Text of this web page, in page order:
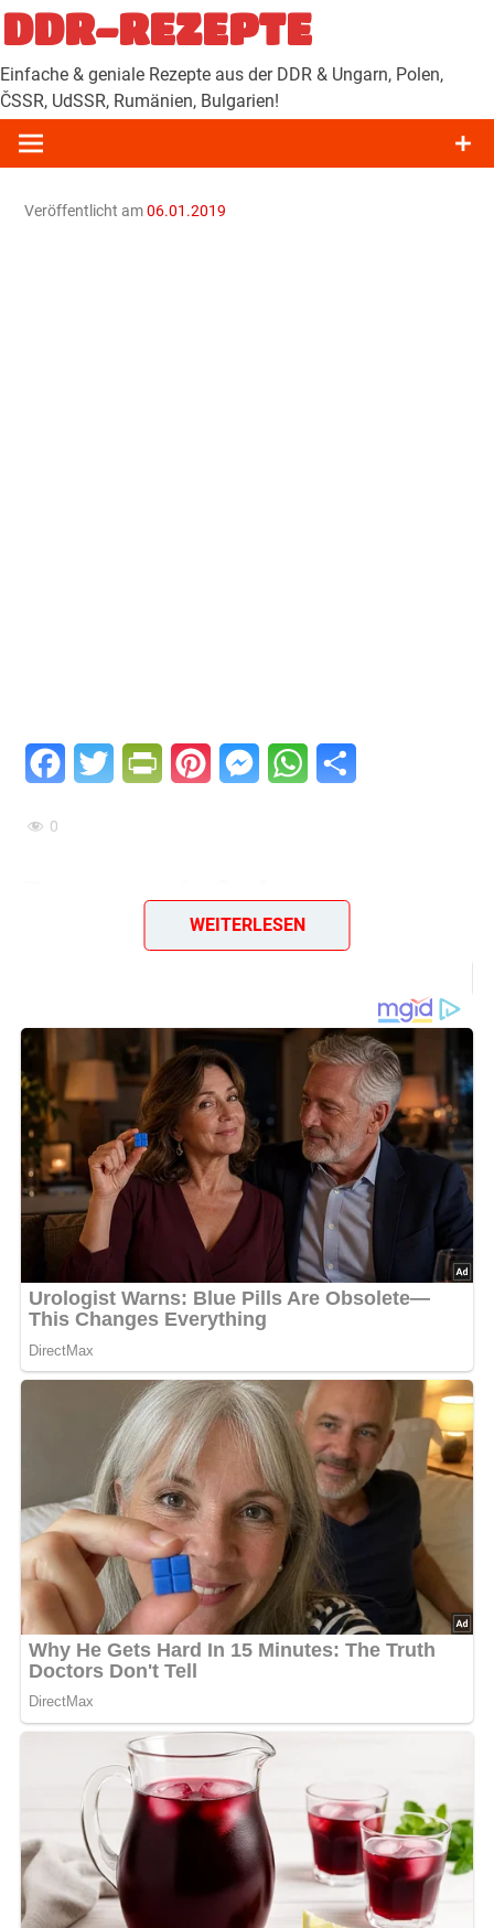
Zum
Inhalt
springen
DDR-REZEPTE
Einfache & geniale Rezepte aus der DDR & Ungarn, Polen,
ČSSR, UdSSR, Rumänien, Bulgarien!
Veröffentlicht am06.01.2019
FacebookTwitter PrintFriendly
PinterestMessengerWhatsApp
0
Bratenspießchen
1 kleiner garer Sellerie
400 g Schweinefleisch
2 kleine Zwiebeln
1 saure Gurke
150 g Salamiwurst
Salz
Paprika
Bratfett
Zubereitung
Sellerie und Fleisch in Würfel, Zwiebeln, Gurke und Wurst
in Scheiben schneiden.
Alle Zutaten in bunter Folge auf Spießchen reihen, leicht
mit Salz und Paprika bestreuen.
Die Spießchen in reichlich Fett ringsum braten, grillen oder
in Haushaltfolie gehüllt garen.
– Die Spießchen können mit einem Gemisch aus
geriebenem Meerrettich, zerlassener Butter und ein paar
Spritzern Zitronensaft beträufelt werden.
Abonniere jetzt unseren Newsletter!
Kein Spam, kein Bullshit, keine Weitergabe deiner Mailadresse an Dritte!
Jetzt Sterne vergeben – Rezept
WEITERLESEN